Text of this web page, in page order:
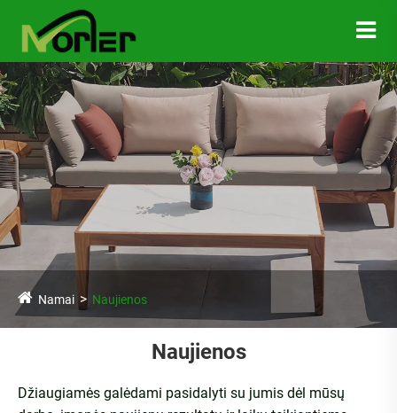
Namai Naujienos
Naujienos
Džiaugiamės galėdami pasidalyti su jumis dėl mūsų